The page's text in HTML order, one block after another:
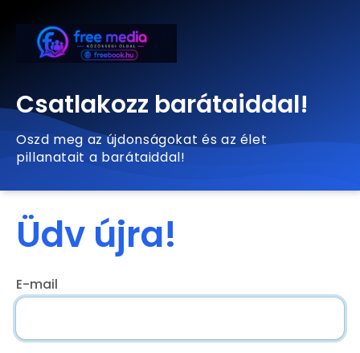
Csatlakozz barátaiddal!
Oszd meg az újdonságokat és az élet
pillanatait a barátaiddal!
Üdv újra!
E-mail